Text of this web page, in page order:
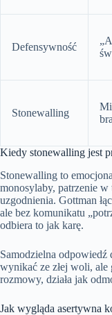
Defensywność
Stonewalling
Kiedy stonewalling jest
Stonewalling to
monosylaby, patrzenie
uzgodnienia. Gottman
ale bez komunikatu
odbiera to jak karę.
Samodzielna odpowiedź
wynikać ze złej woli,
rozmowy, działa jak
Jak wygląda asertywna